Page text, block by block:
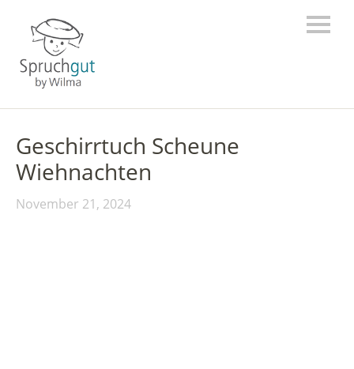
Geschirrtuch Scheune
Wiehnachten
November 21, 2024